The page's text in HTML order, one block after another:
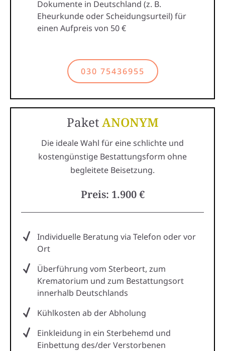
Dokumente in Deutschland (z. B.
Eheurkunde oder Scheidungsurteil) für
einen Aufpreis von 50 €
030 75436955
PaketANONYM
Die ideale Wahl für eine schlichte und
kostengünstige Bestattungsform ohne
begleitete Beisetzung.
Preis: 1.900 €
Individuelle Beratung via Telefon oder vor
Ort
Überführung vom Sterbeort, zum
Krematorium und zum Bestattungsort
innerhalb Deutschlands
Kühlkosten ab der Abholung
Einkleidung in ein Sterbehemd und
Einbettung des/der Verstorbenen